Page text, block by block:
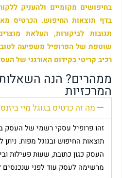
בחיפושים מקומיים ולהעניק
בדף תוצאות החיפוש. הכרטיס
תגובות לביקורות, העלאת
שוטפת של הפרופיל משפיעה
רכיב קריטי בקידום האורגני של
ממהרים? הנה
המרכזיות
מה זה כרטיס בגוגל מיי
זהו פרופיל עסקי רשמי של העסק
תוצאות החיפוש ובגוגל מפות. ניתן
העסק כגון כתובת, שעות פעילות
מרשימה לעסק עוד לפני שנכנסים